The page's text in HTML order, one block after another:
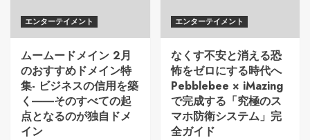
エンターテイメント
ムームードメイン 2月
のおすすめドメイン特
集- ビジネスの信用を築
く――そのすべての起
点となるのが独自ドメ
イン
エンターテイメント
なくす不安と消える恐
怖をゼロにする時代へ
Pebblebee × iMazing
で完成する「究極のス
マホ防衛システム」完
全ガイド